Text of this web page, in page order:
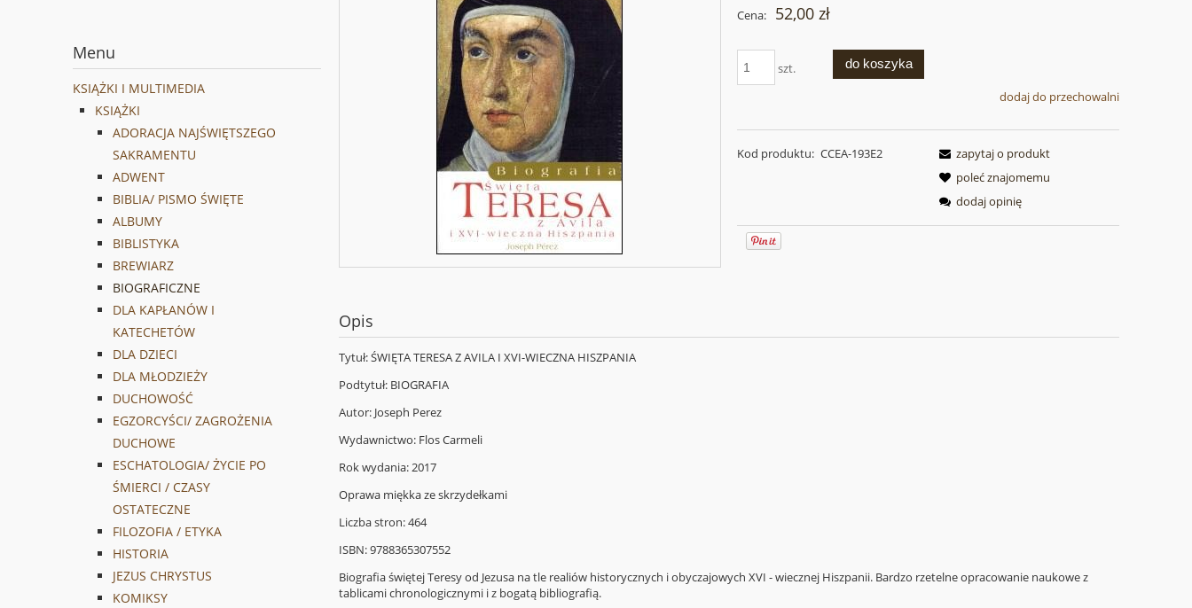
Menu
KSIĄŻKI I MULTIMEDIA
KSIĄŻKI
ADORACJA NAJŚWIĘTSZEGO
SAKRAMENTU
ADWENT
BIBLIA/ PISMO ŚWIĘTE
ALBUMY
BIBLISTYKA
BREWIARZ
BIOGRAFICZNE
DLA KAPŁANÓW I
KATECHETÓW
DLA DZIECI
DLA MŁODZIEŻY
DUCHOWOŚĆ
EGZORCYŚCI/ ZAGROŻENIA
DUCHOWE
ESCHATOLOGIA/ ŻYCIE PO
ŚMIERCI / CZASY
OSTATECZNE
FILOZOFIA / ETYKA
HISTORIA
JEZUS CHRYSTUS
KOMIKSY
Cena: 52,00 zł
szt. do koszyka
dodaj do przechowalni
Kod produktu: CCEA-193E2
zapytaj o produkt
poleć znajomemu
dodaj opinię
Opis
Tytuł: ŚWIĘTA TERESA Z AVILA I XVI-WIECZNA HISZPANIA
Podtytuł: BIOGRAFIA
Autor: Joseph Perez
Wydawnictwo: Flos Carmeli
Rok wydania: 2017
Oprawa miękka ze skrzydełkami
Liczba stron: 464
ISBN: 9788365307552
Biografia świętej Teresy od Jezusa na tle realiów historycznych i obyczajowych XVI - wiecznej Hiszpanii. Bardzo rzetelne opracowanie naukowe z
tablicami chronologicznymi i z bogatą bibliografią.